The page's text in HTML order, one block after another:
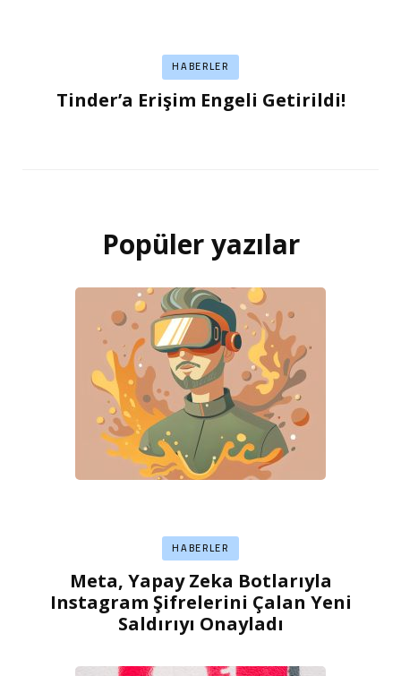
HABERLER
Tinder’a Erişim Engeli Getirildi!
Popüler yazılar
HABERLER
Meta, Yapay Zeka Botlarıyla
Instagram Şifrelerini Çalan Yeni
Saldırıyı Onayladı